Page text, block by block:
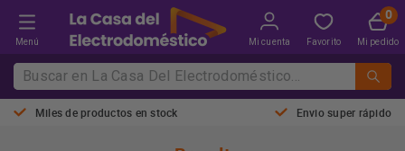
Menú Mi cuenta Favorito Mi pedido
Miles de productos en stock Envio super rápido